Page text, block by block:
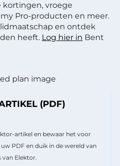
kortingen, vroege
Pro-producten en meer.
en ontdek
heeft. Log hier in Bent
(PDF)
artikel en bewaar het voor
PDF en duik in de wereld van
van Elektor.